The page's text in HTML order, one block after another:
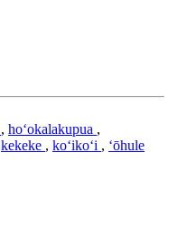
, hoʻokalakupua ,
kekeke , koʻikoʻi , ʻōhule